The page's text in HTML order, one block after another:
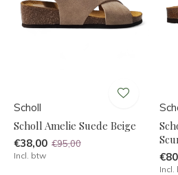
Scholl
Scholl Amelie Suede Beige
€38,00 €95,00
Incl. btw
Incl.